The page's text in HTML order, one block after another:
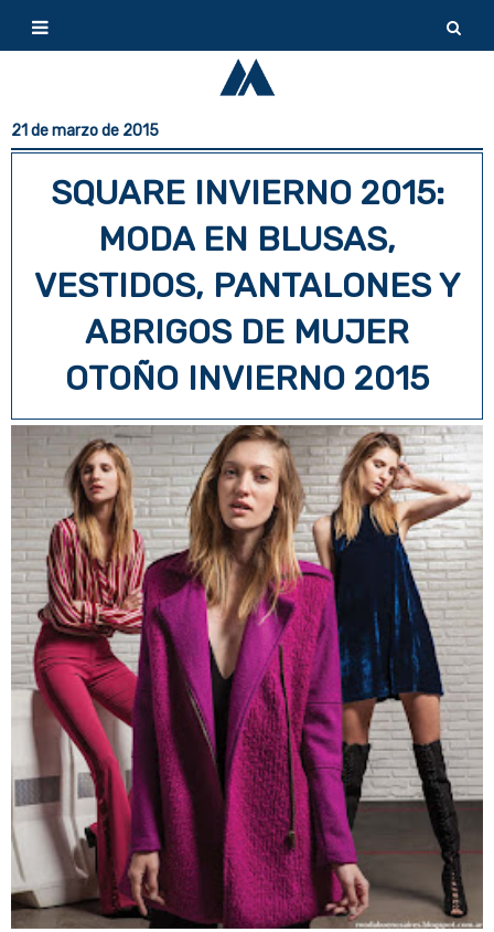
21 de marzo de 2015
SQUARE INVIERNO 2015:
MODA EN BLUSAS,
VESTIDOS, PANTALONES Y
ABRIGOS DE MUJER
OTOÑO INVIERNO 2015